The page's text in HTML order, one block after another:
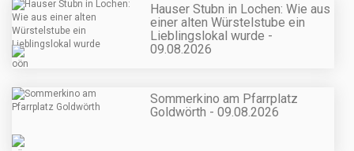
Hauser Stubn in Lochen: Wie aus
einer alten Würstelstube ein
Lieblingslokal wurde -
09.08.2026
Sommerkino am Pfarrplatz
Goldwörth - 09.08.2026